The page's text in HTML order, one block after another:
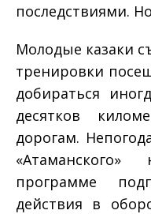
последствиями.
Молодые казаки
тренировки
добираться
десятков
дорогам.
программе
действия в